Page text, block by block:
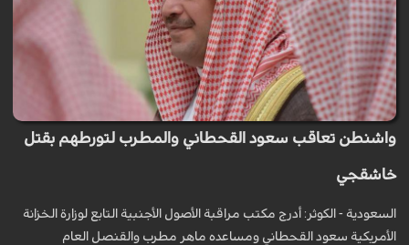
واشنطن تعاقب سعود القحطاني والمطرب لتورطهم بقتل
خاشقجي
السعودية - الكوثر: أدرج مكتب مراقبة الأصول الأجنبية التابع لوزارة الخزانة
الأمريكية سعود القحطاني ومساعده ماهر مطرب والقنصل العام